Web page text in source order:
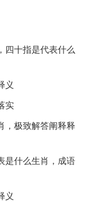
四十指是代表什么
义
实
，极致解答阐释释
是什么生肖，成语
义